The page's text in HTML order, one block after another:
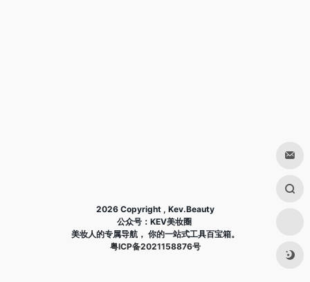
2026 Copyright , Kev.Beauty
公众号：KEV美妆圈
美妆人的专属导航， 你的一站式工具百宝箱。
粤ICP备2021158876号